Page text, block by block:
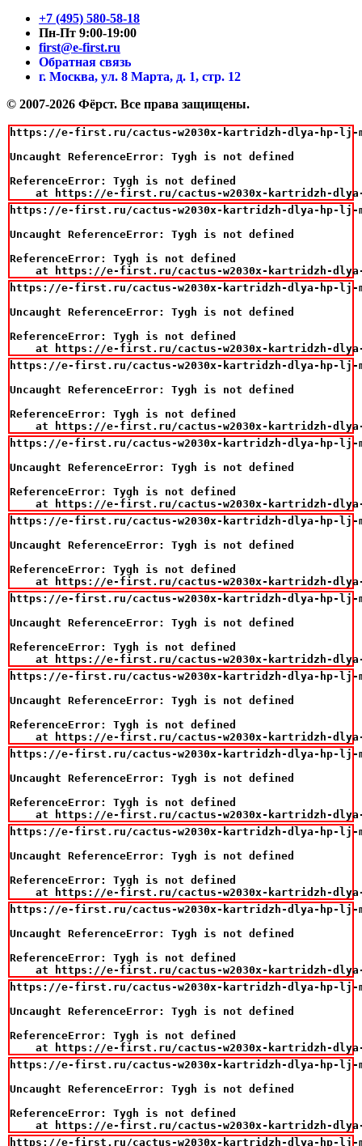
+7 (495) 580-58-18
Пн-Пт 9:00-19:00
first@e-first.ru
Обратная связь
г. Москва, ул. 8 Марта, д. 1, стр. 12
© 2007-2026 Фёрст. Все права защищены.
https://e-first.ru/cactus-w2030x-kartridzh-dlya-hp-lj-
Uncaught ReferenceError: Tygh is not defined
ReferenceError: Tygh is not defined
at https://e-first.ru/cactus-w2030x-kartridzh-
https://e-first.ru/cactus-w2030x-kartridzh-dlya-hp-lj-
Uncaught ReferenceError: Tygh is not defined
ReferenceError: Tygh is not defined
at https://e-first.ru/cactus-w2030x-kartridzh-
https://e-first.ru/cactus-w2030x-kartridzh-dlya-hp-lj-
Uncaught ReferenceError: Tygh is not defined
ReferenceError: Tygh is not defined
at https://e-first.ru/cactus-w2030x-kartridzh-
https://e-first.ru/cactus-w2030x-kartridzh-dlya-hp-lj-
Uncaught ReferenceError: Tygh is not defined
ReferenceError: Tygh is not defined
at https://e-first.ru/cactus-w2030x-kartridzh-
https://e-first.ru/cactus-w2030x-kartridzh-dlya-hp-lj-
Uncaught ReferenceError: Tygh is not defined
ReferenceError: Tygh is not defined
at https://e-first.ru/cactus-w2030x-kartridzh-
https://e-first.ru/cactus-w2030x-kartridzh-dlya-hp-lj-
Uncaught ReferenceError: Tygh is not defined
ReferenceError: Tygh is not defined
at https://e-first.ru/cactus-w2030x-kartridzh-
https://e-first.ru/cactus-w2030x-kartridzh-dlya-hp-lj-
Uncaught ReferenceError: Tygh is not defined
ReferenceError: Tygh is not defined
at https://e-first.ru/cactus-w2030x-kartridzh-
https://e-first.ru/cactus-w2030x-kartridzh-dlya-hp-lj-
Uncaught ReferenceError: Tygh is not defined
ReferenceError: Tygh is not defined
at https://e-first.ru/cactus-w2030x-kartridzh-
https://e-first.ru/cactus-w2030x-kartridzh-dlya-hp-lj-
Uncaught ReferenceError: Tygh is not defined
ReferenceError: Tygh is not defined
at https://e-first.ru/cactus-w2030x-kartridzh-
https://e-first.ru/cactus-w2030x-kartridzh-dlya-hp-lj-
Uncaught ReferenceError: Tygh is not defined
ReferenceError: Tygh is not defined
at https://e-first.ru/cactus-w2030x-kartridzh-
https://e-first.ru/cactus-w2030x-kartridzh-dlya-hp-lj-
Uncaught ReferenceError: Tygh is not defined
ReferenceError: Tygh is not defined
at https://e-first.ru/cactus-w2030x-kartridzh-
https://e-first.ru/cactus-w2030x-kartridzh-dlya-hp-lj-
Uncaught ReferenceError: Tygh is not defined
ReferenceError: Tygh is not defined
at https://e-first.ru/cactus-w2030x-kartridzh-
https://e-first.ru/cactus-w2030x-kartridzh-dlya-hp-lj-
Uncaught ReferenceError: Tygh is not defined
ReferenceError: Tygh is not defined
at https://e-first.ru/cactus-w2030x-kartridzh-
https://e-first.ru/cactus-w2030x-kartridzh-dlya-hp-lj-